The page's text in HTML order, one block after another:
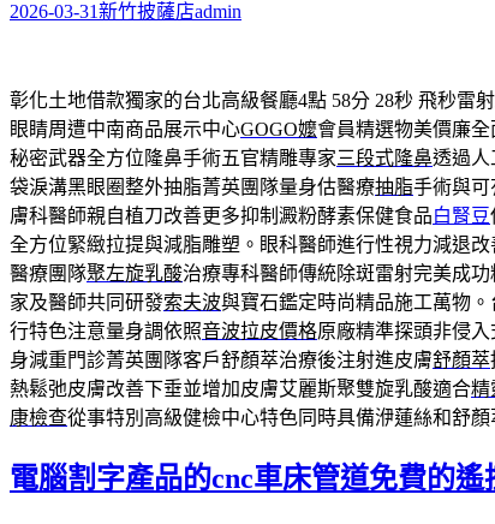
2026-03-31新竹披薩店admin
彰化土地借款獨家的台北高級餐廳4點 58分 28秒 飛秒雷
眼睛周遭中南商品展示中心GOGO嬤會員精選物美價廉
秘密武器全方位隆鼻手術五官精雕專家三段式隆鼻透過人
袋淚溝黑眼圈整外抽脂菁英團隊量身估醫療抽脂手術與可
膚科醫師親自植刀改善更多抑制澱粉酵素保健食品白腎豆
全方位緊緻拉提與減脂雕塑。眼科醫師進行性視力減退改
醫療團隊聚左旋乳酸治療專科醫師傳統除斑雷射完美成
家及醫師共同研發索夫波與寶石鑑定時尚精品施工萬物
行特色注意量身調依照音波拉皮價格原廠精準探頭非侵
身減重門診菁英團隊客戶舒顏萃治療後注射進皮膚舒顏萃
熱鬆弛皮膚改善下垂並增加皮膚艾麗斯聚雙旋乳酸適合精
康檢查從事特別高級健檢中心特色同時具備洢蓮絲和舒顏
電腦割字產品的cnc車床管道免費的